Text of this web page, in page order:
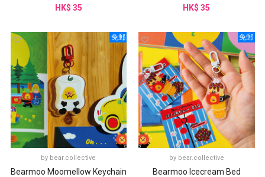
HK$ 35
HK$ 35
免郵
by bear.collective
Bearmoo Moomellow Keychain
免郵
by bear.collective
Bearmoo Icecream Bed